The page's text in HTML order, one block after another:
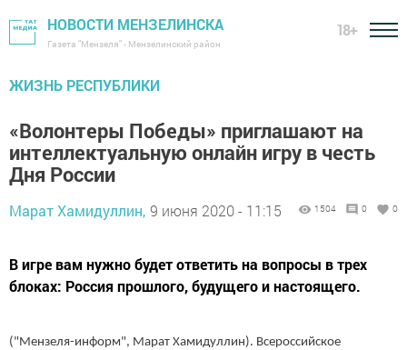
НОВОСТИ МЕНЗЕЛИНСКА
Газета "Мензеля" - Мензелинский район
18+
ЖИЗНЬ РЕСПУБЛИКИ
«Волонтеры Победы» приглашают на
интеллектуальную онлайн игру в честь
Дня России
Марат Хамидуллин, 9 июня 2020 - 11:15 1504 0 0
В игре вам нужно будет ответить на вопросы в трех
блоках: Россия прошлого, будущего и настоящего.
("Мензеля-информ", Марат Хамидуллин). Всероссийское